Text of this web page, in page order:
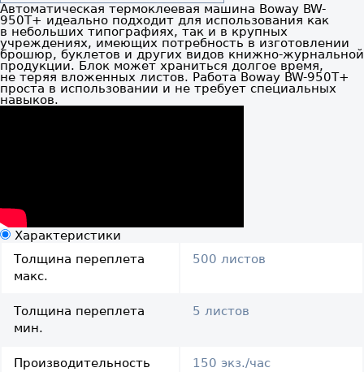
Автоматическая термоклеевая машина Boway BW-
950T+ идеально подходит для использования как
в небольших типографиях, так и в крупных
учреждениях, имеющих потребность в изготовлении
брошюр, буклетов и других видов книжно-журнальной
продукции. Блок может храниться долгое время,
не теряя вложенных листов. Работа Boway BW-950T+
проста в использовании и не требует специальных
навыков.
Характеристики
Толщина переплета
макс.
500 листов
Толщина переплета
мин.
5 листов
Производительность 150 экз./час